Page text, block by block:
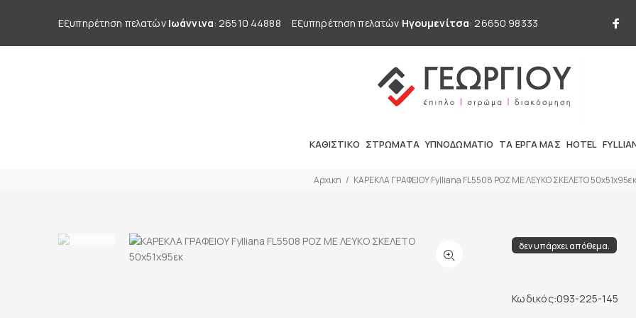
Εξυπηρέτηση πελατών Ιωάννινα: 26510 44888 Εξυπηρέτηση πελατών Ηγουμενίτσα: 26650 98333
ΚΑΘΙΣΤΙΚΟ ΣΤΡΩΜΑΤΑ ΥΠΝΟΔΩΜΑΤΙΟ ΤΑ ΕΡΓΑ ΜΑΣ HOTEL
Αρχικη ΚΑΡΕΚΛΑ ΓΡΑΦΕΙΟΥ Fylliana FL5508 ΡΟΖ ΜΕ ΛΕΥΚΟ ΣΚΕΛΕΤΟ 50x51x95εκ
δεν υπάρχει απόθεμα.
Κωδικός:093-225-145